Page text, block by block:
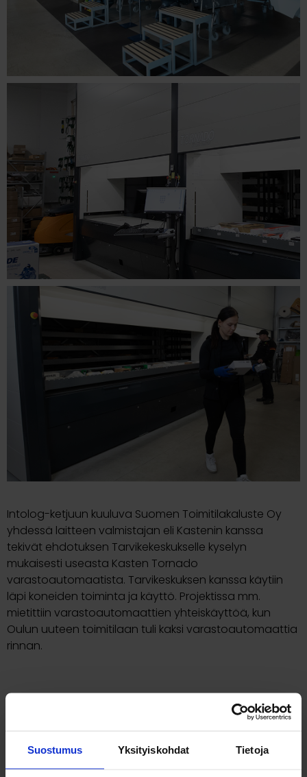
Suostumus Yksityiskohdat Tietoja
Intolog-ketjuun kuuluva Suomen Toimitilakaluste Oy
yhdessä laitteen valmistajan eli Kastenin kanssa
tekivät ehdotuksen Tarvikekeskukselle kyselyn
mukaisesti useasta Kasten Tornado
varastoautomaatista. Tarvikeskuksen kanssa käytiin
läpi koneiden toiminta ja käyttö. Projektissa mm.
mietittiin varastoautomaattien yhteiskäyttöä, kun
Oulun uuteen toimitilaan tuli kaksi varastoautomaattia
rinnan.
Toimitus Tarvikekeskukselle sisälsi kaikkiaan 3 konetta: 2
kpl Oulun uuteen toimitilaan ja 1 kpl Kokkolan
Kasten Tornado on Suomessa suunniteltu ja tehty